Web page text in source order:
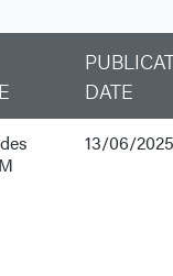
DATE
13/06/2025